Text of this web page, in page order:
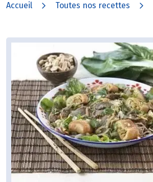
Accueil Toutes nos recettes